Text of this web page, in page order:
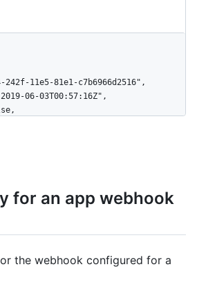
for an app webhook
the webhook configured for a